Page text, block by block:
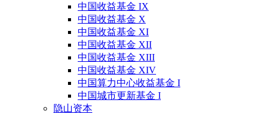
中国收益基金 IX
中国收益基金 X
中国收益基金 XI
中国收益基金 XII
中国收益基金 XIII
中国收益基金 XIV
中国算力中心收益基金 I
中国城市更新基金 I
隐山资本